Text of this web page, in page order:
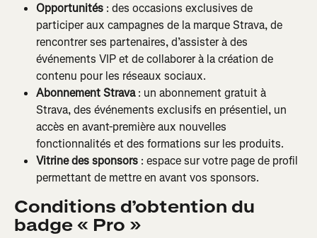
Opportunités : des occasions exclusives de
participer aux campagnes de la marque Strava, de
rencontrer ses partenaires, d’assister à des
événements VIP et de collaborer à la création de
contenu pour les réseaux sociaux.
Abonnement Strava : un abonnement gratuit à
Strava, des événements exclusifs en présentiel, un
accès en avant-première aux nouvelles
fonctionnalités et des formations sur les produits.
Vitrine des sponsors : espace sur votre page de profil
permettant de mettre en avant vos sponsors.
Conditions d’obtention du
badge « Pro »